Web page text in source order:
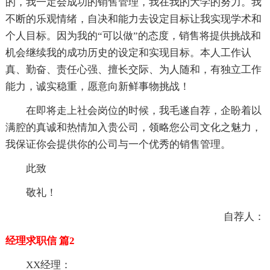
不断的乐观情绪，自决和能力去设定目标让我实现学术和
个人目标。因为我的“可以做”的态度，销售将提供挑战和
机会继续我的成功历史的设定和实现目标。本人工作认
真、勤奋、责任心强、擅长交际、为人随和，有独立工作
能力，诚实稳重，愿意向新鲜事物挑战！
在即将走上社会岗位的时候，我毛遂自荐，企盼着以
满腔的真诚和热情加入贵公司，领略您公司文化之魅力，
我保证你会提供你的公司与一个优秀的销售管理。
此致
敬礼！
自荐人：
经理求职信 篇2
XX经理：